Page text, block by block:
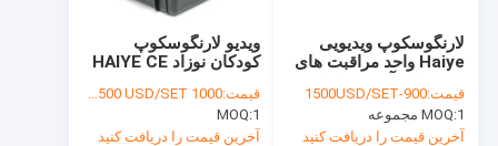
ویدیو لارنگوسکوپ
کودکان نوزاد HAIYE CE
قیمت:1000 USD-1500 USD/SET
MOQ:1
آخرین قیمت را دریافت کنید
لارنگوسکوپ ویدیویی
Haiye واحد مراقبت های
گذاری راه هوایی
قیمت:900-1500USD/SET
MOQ:1 مجموعه
آخرین قیمت را دریافت کنید